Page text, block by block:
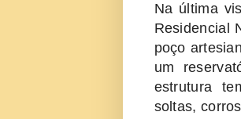
Na última
Residencial
poço
um
estrutura
soltas,